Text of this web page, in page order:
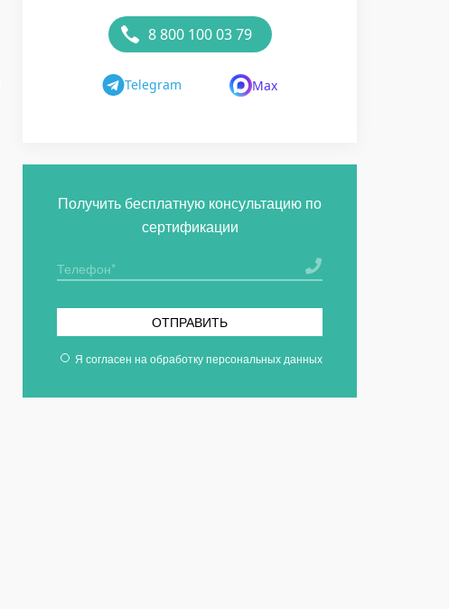
8 800 100 03 79
Telegram Max
Получить бесплатную консультацию по
сертификации
ОТПРАВИТЬ
Я согласен на обработку персональных данных